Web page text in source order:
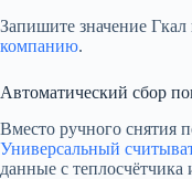
Запишите значение Гкал
компанию.
Автоматический сбор
Вместо ручного снятия
Универсальный
данные с теплосчётчика